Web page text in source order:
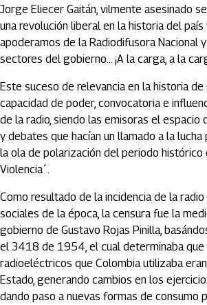
Jorge Eliecer Gaitán, vilmente asesinado
una revolución liberal en la historia del
apoderamos de la Radiodifusora Nacional
sectores del gobierno… ¡A la carga, a la
Este suceso de relevancia en la historia
capacidad de poder, convocatoria e
de la radio, siendo las emisoras el espacio
y debates que hacían un llamado a la
la ola de polarización del periodo histórico
Violencia´.
Como resultado de la incidencia de la radio
sociales de la época, la censura fue la
gobierno de Gustavo Rojas Pinilla,
el 3418 de 1954, el cual determinaba que
radioeléctricos que Colombia utilizaba
Estado, generando cambios en los
dando paso a nuevas formas de consumo